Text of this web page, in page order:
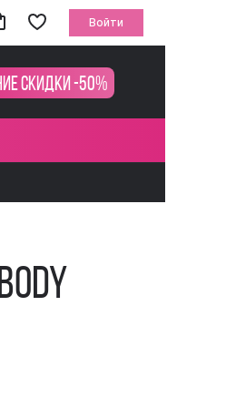
Войти
скидки -50%